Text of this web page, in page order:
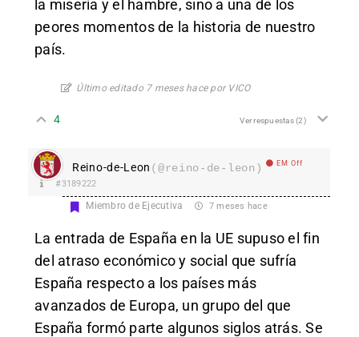
la misería y el hambre, sino a una de los
peores momentos de la historia de nuestro
país.
Último editado 7 meses hace por VICO
4 Ver respuestas(2)
Reino-de-Leon (@reino-de-leon) EM Off
#3189222
Miembro de Ejecutiva 7 meses hace
La entrada de España en la UE supuso el fin
del atraso económico y social que sufría
España respecto a los países más
avanzados de Europa, un grupo del que
España formó parte algunos siglos atrás. Se